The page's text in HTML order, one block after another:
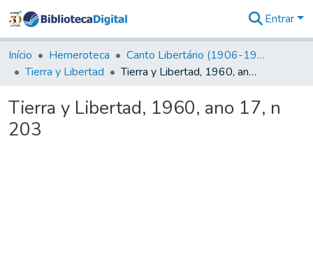
&
Coleções
Tudo na
Digital
Entrar
Início Hemeroteca
Canto Libertário (1906-1995)
Tierra y Libertad
Tierra y Libertad, 1960, ano 17, n 203
Tierra y Libertad, 1960, ano 17, n
203